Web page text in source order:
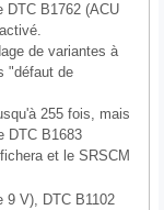
DTC B1762 (ACU
de variantes à
"défaut de
255 fois, mais
DTC B1683
et le SRSCM
9 V), DTC B1102